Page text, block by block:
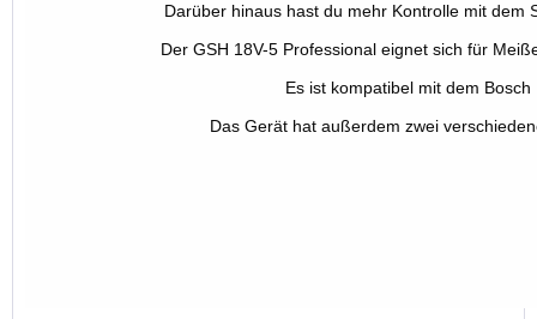
Darüber hinaus hast du mehr Kontrolle mit
Der GSH 18V-5 Professional eignet sich für
Es ist kompatibel mit dem
Das Gerät hat außerdem zwei